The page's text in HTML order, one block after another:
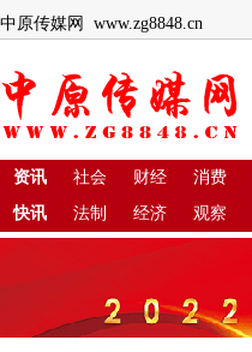
中原传媒网 www.zg8848.cn
资讯 社会 财经 消费
快讯
法制 经济 观察